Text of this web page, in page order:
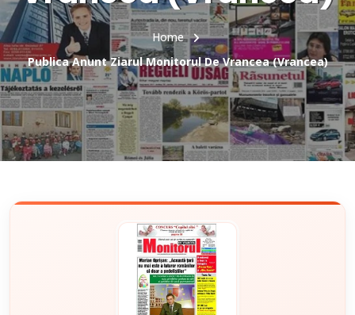
Home
Publica Anunt Ziarul Monitorul De Vrancea (Vrancea)